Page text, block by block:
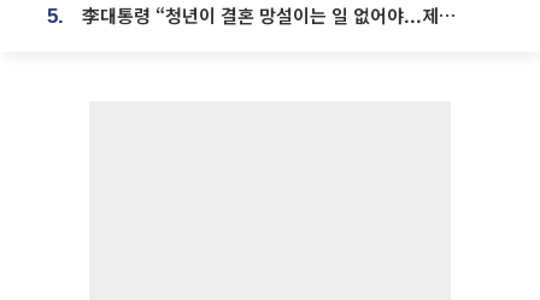
5. 李대통령 “청년이 결혼 망설이는 일 없어야...제도상 불이익 조사”